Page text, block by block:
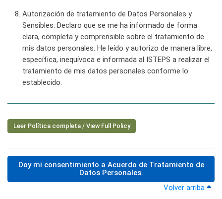
Autorización de tratamiento de Datos Personales y
Sensibles: Declaro que se me ha informado de forma
clara, completa y comprensible sobre el tratamiento de
mis datos personales. He leído y autorizo de manera libre,
específica, inequívoca e informada al ISTEPS a realizar el
tratamiento de mis datos personales conforme lo
establecido.
Leer Política completa / View Full Policy
Doy mi consentimiento a Acuerdo de Tratamiento de
Datos Personales.
Volver arriba